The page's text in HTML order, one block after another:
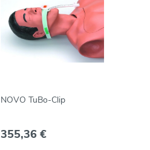
NOVO TuBo-Clip
355,36 €